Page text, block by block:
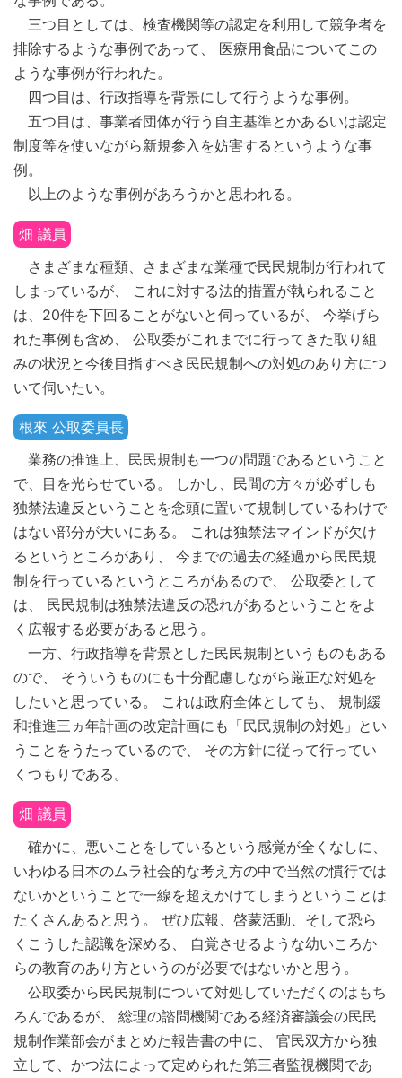
三つ目としては、検査機関等の認定を利用して競争者を
排除するような事例であって、 医療用食品についてこの
ような事例が行われた。
四つ目は、行政指導を背景にして行うような事例。
五つ目は、事業者団体が行う自主基準とかあるいは認定
制度等を使いながら新規参入を妨害するというような事
例。
以上のような事例があろうかと思われる。
畑 議員
さまざまな種類、さまざまな業種で民民規制が行われて
しまっているが、 これに対する法的措置が執られること
は、20件を下回ることがないと伺っているが、 今挙げら
れた事例も含め、 公取委がこれまでに行ってきた取り組
みの状況と今後目指すべき民民規制への対処のあり方につ
いて伺いたい。
根來 公取委員長
業務の推進上、民民規制も一つの問題であるということ
で、目を光らせている。 しかし、民間の方々が必ずしも
独禁法違反ということを念頭に置いて規制しているわけで
はない部分が大いにある。 これは独禁法マインドが欠け
るというところがあり、 今までの過去の経過から民民規
制を行っているというところがあるので、 公取委として
は、 民民規制は独禁法違反の恐れがあるということをよ
く広報する必要があると思う。
一方、行政指導を背景とした民民規制というものもある
ので、 そういうものにも十分配慮しながら厳正な対処を
したいと思っている。 これは政府全体としても、 規制緩
和推進三ヵ年計画の改定計画にも「民民規制の対処」とい
うことをうたっているので、 その方針に従って行ってい
くつもりである。
畑 議員
確かに、悪いことをしているという感覚が全くなしに、
いわゆる日本のムラ社会的な考え方の中で当然の慣行では
ないかということで一線を超えかけてしまうということは
たくさんあると思う。 ぜひ広報、啓蒙活動、そして恐ら
くこうした認識を深める、 自覚させるような幼いころか
らの教育のあり方というのが必要ではないかと思う。
公取委から民民規制について対処していただくのはもち
ろんであるが、 総理の諮問機関である経済審議会の民民
規制作業部会がまとめた報告書の中に、 官民双方から独
立して、かつ法によって定められた第三者監視機関であ